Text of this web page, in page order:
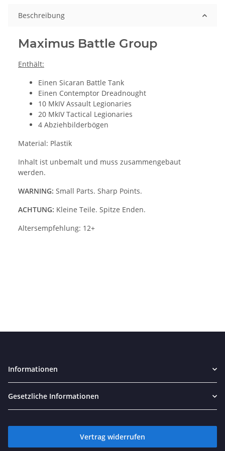
Beschreibung
Maximus Battle Group
Enthält:
Einen Sicaran Battle Tank
Einen Contemptor Dreadnought
10 MkIV Assault Legionaries
20 MkIV Tactical Legionaries
4 Abziehbilderbögen
Material: Plastik
Inhalt ist unbemalt und muss zusammengebaut
werden.
WARNING: Small Parts. Sharp Points.
ACHTUNG: Kleine Teile. Spitze Enden.
Altersempfehlung: 12+
Informationen
Gesetzliche Informationen
Vertrag widerrufen